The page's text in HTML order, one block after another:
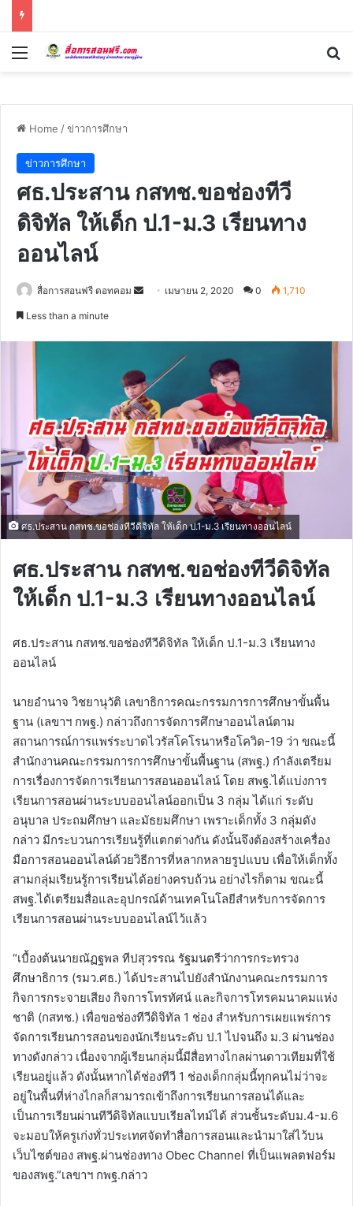
Menu
Home /ข่าวการศึกษา
ข่าวการศึกษา
ศธ.ประสาน กสทช.ขอช่องทีวี
ดิจิทัล ให้เด็ก ป.1-ม.3 เรียนทาง
ออนไลน์
สื่อการสอนฟรี ดอทคอม
Send เมษายน 2, 2020 0 1,710
Less than a minute
ศธ.ประสาน กสทช.ขอช่องทีวีดิจิทัล ให้เด็ก ป.1-ม.3 เรียนทางออนไลน์
ศธ.ประสาน กสทช.ขอช่องทีวีดิจิทัล
ให้เด็ก ป.1-ม.3 เรียนทางออนไลน์
ศธ.ประสาน กสทช.ขอช่องทีวีดิจิทัล ให้เด็ก ป.1-ม.3 เรียนทาง
ออนไลน์
นายอำนาจ วิชยานุวัติ เลขาธิการคณะกรรมการการศึกษาขั้นพื้น
ฐาน (เลขาฯ กพฐ.) กล่าวถึงการจัดการศึกษาออนไลน์ตาม
สถานการณ์การแพร่ระบาดไวรัสโคโรนาหรือโควิด-19 ว่า ขณะนี้
สำนักงานคณะกรรมการการศึกษาขั้นพื้นฐาน (สพฐ.) กำลังเตรียม
การเรื่องการจัดการเรียนการสอนออนไลน์ โดย สพฐ.ได้แบ่งการ
เรียนการสอนผ่านระบบออนไลน์ออกเป็น 3 กลุ่ม ได้แก่ ระดับ
อนุบาล ประถมศึกษา และมัธยมศึกษา เพราะเด็กทั้ง 3 กลุ่มดัง
กล่าว มีกระบวนการเรียนรู้ที่แตกต่างกัน ดังนั้นจึงต้องสร้างเครื่อง
มือการสอนออนไลน์ด้วยวิธีการที่หลากหลายรูปแบบ เพื่อให้เด็กทั้ง
สามกลุ่มเรียนรู้การเรียนได้อย่างครบถ้วน อย่างไรก็ตาม ขณะนี้
สพฐ.ได้เตรียมสื่อและอุปกรณ์ด้านเทคโนโลยีสำหรับการจัดการ
เรียนการสอนผ่านระบบออนไลน์ไว้แล้ว
“เบื้องต้นนายณัฏฐพล ทีปสุวรรณ รัฐมนตรีว่าการกระทรวง
ศึกษาธิการ (รมว.ศธ.) ได้ประสานไปยังสำนักงานคณะกรรมการ
กิจการกระจายเสียง กิจการโทรทัศน์ และกิจการโทรคมนาคมแห่ง
ชาติ (กสทช.) เพื่อขอช่องทีวีดิจิทัล 1 ช่อง สำหรับการเผยแพร่การ
จัดการเรียนการสอนของนักเรียนระดับ ป.1 ไปจนถึง ม.3 ผ่านช่อง
ทางดังกล่าว เนื่องจากผู้เรียนกลุ่มนี้มีสื่อทางไกลผ่านดาวเทียมที่ใช้
เรียนอยู่แล้ว ดังนั้นหากได้ช่องทีวี 1 ช่องเด็กกลุ่มนี้ทุกคนไม่ว่าจะ
อยู่ในพื้นที่ห่างไกลก็สามารถเข้าถึงการเรียนการสอนได้และ
เป็นการเรียนผ่านทีวีดิจิทัลแบบเรียลไทม์ได้ ส่วนชั้นระดับม.4-ม.6
จะมอบให้ครูเก่งทั่วประเทศจัดทำสื่อการสอนและนำมาใส่ไว้บน
เว็บไซต์ของ สพฐ.ผ่านช่องทาง Obec Channel ที่เป็นแพลตฟอร์ม
ของสพฐ.”เลขาฯ กพฐ.กล่าว